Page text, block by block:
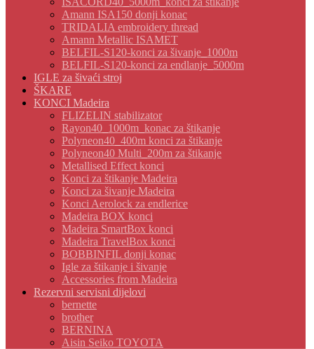
Amann ISA150 donji konac
TRIDALIA embroidery thread
Amann Metallic ISAMET
BELFIL-S120-konci za šivanje_1000m
BELFIL-S120-konci za endlanje_5000m
IGLE za šivaći stroj
ŠKARE
KONCI Madeira
FLIZELIN stabilizator
Rayon40_1000m_konac za štikanje
Polyneon40_400m konci za štikanje
Polyneon40 Multi_200m za štikanje
Metallised Effect konci
Konci za štikanje Madeira
Konci za šivanje Madeira
Konci Aerolock za endlerice
Madeira BOX konci
Madeira SmartBox konci
Madeira TravelBox konci
BOBBINFIL donji konac
Igle za štikanje i šivanje
Accessories from Madeira
Rezervni servisni dijelovi
bernette
brother
BERNINA
Aisin Seiko TOYOTA